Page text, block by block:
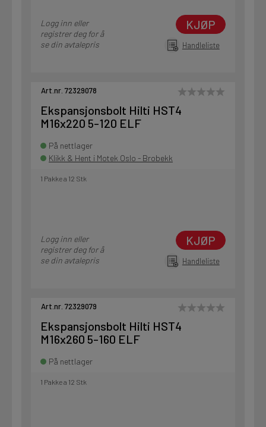
Logg inn eller
registrer deg for å
se din avtalepris
KJØP
Handleliste
Art.nr. 72329078
Ekspansjonsbolt Hilti HST4
M16x220 5-120 ELF
På nettlager
Klikk & Hent i Motek Oslo - Brobekk
1 Pakke a 12 Stk
Logg inn eller
registrer deg for å
se din avtalepris
KJØP
Handleliste
Art.nr. 72329079
Ekspansjonsbolt Hilti HST4
M16x260 5-160 ELF
På nettlager
1 Pakke a 12 Stk